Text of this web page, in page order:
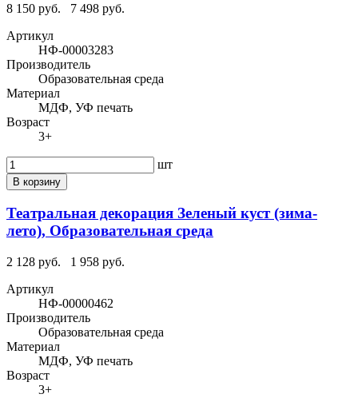
8 150 руб.
7 498 руб.
Артикул
НФ-00003283
Производитель
Образовательная среда
Материал
МДФ, УФ печать
Возраст
3+
шт
В корзину
Театральная декорация Зеленый куст (зима-
лето), Образовательная среда
2 128 руб.
1 958 руб.
Артикул
НФ-00000462
Производитель
Образовательная среда
Материал
МДФ, УФ печать
Возраст
3+